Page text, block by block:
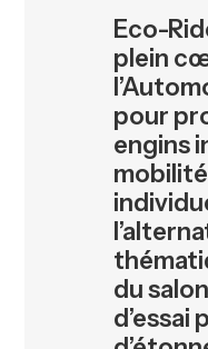
Eco-
plein
pour
engins
du